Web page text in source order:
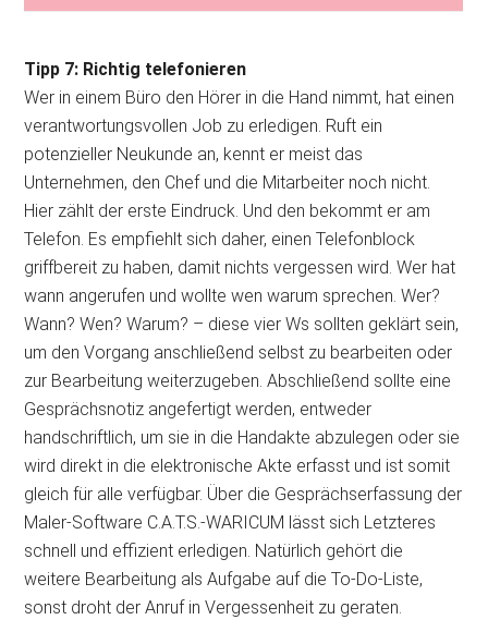
Tipp 7: Richtig telefonieren
Wer in einem Büro den Hörer in die Hand nimmt, hat einen
verantwortungsvollen Job zu erledigen. Ruft ein
potenzieller Neukunde an, kennt er meist das
Unternehmen, den Chef und die Mitarbeiter noch nicht.
Hier zählt der erste Eindruck. Und den bekommt er am
Telefon. Es empfiehlt sich daher, einen Telefonblock
griffbereit zu haben, damit nichts vergessen wird. Wer hat
wann angerufen und wollte wen warum sprechen. Wer?
Wann? Wen? Warum? – diese vier Ws sollten geklärt sein,
um den Vorgang anschließend selbst zu bearbeiten oder
zur Bearbeitung weiterzugeben. Abschließend sollte eine
Gesprächsnotiz angefertigt werden, entweder
handschriftlich, um sie in die Handakte abzulegen oder sie
wird direkt in die elektronische Akte erfasst und ist somit
gleich für alle verfügbar. Über die Gesprächserfassung der
Maler-Software C.A.T.S.-WARICUM lässt sich Letzteres
schnell und effizient erledigen. Natürlich gehört die
weitere Bearbeitung als Aufgabe auf die To-Do-Liste,
sonst droht der Anruf in Vergessenheit zu geraten.